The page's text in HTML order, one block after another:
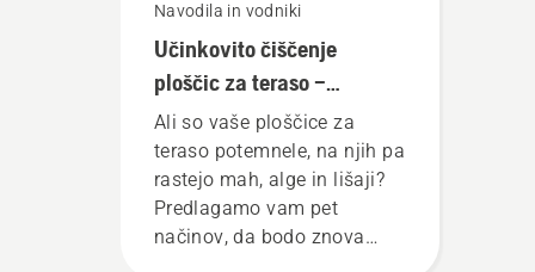
Navodila in vodniki
Učinkovito čiščenje
ploščic za teraso –
5 načinov
Ali so vaše ploščice za
teraso potemnele, na njih pa
rastejo mah, alge in lišaji?
Predlagamo vam pet
načinov, da bodo znova